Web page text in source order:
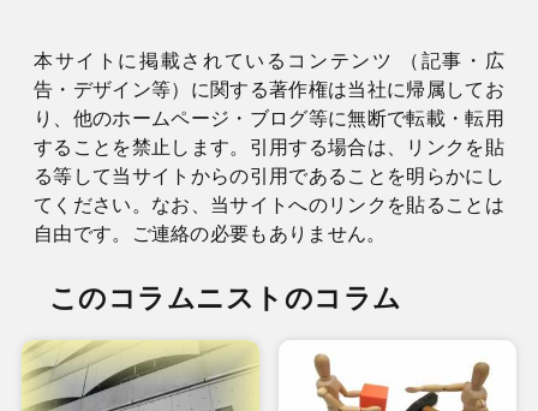
本サイトに掲載されているコンテンツ （記事・広
告・デザイン等）に関する著作権は当社に帰属してお
り、他のホームページ・ブログ等に無断で転載・転用
することを禁止します。引用する場合は、リンクを貼
る等して当サイトからの引用であることを明らかにし
てください。なお、当サイトへのリンクを貼ることは
自由です。ご連絡の必要もありません。
このコラムニストのコラム